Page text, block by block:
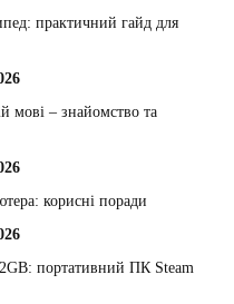
практичний гайд для
мові – знайомство та
корисні поради
портативний ПК Steam